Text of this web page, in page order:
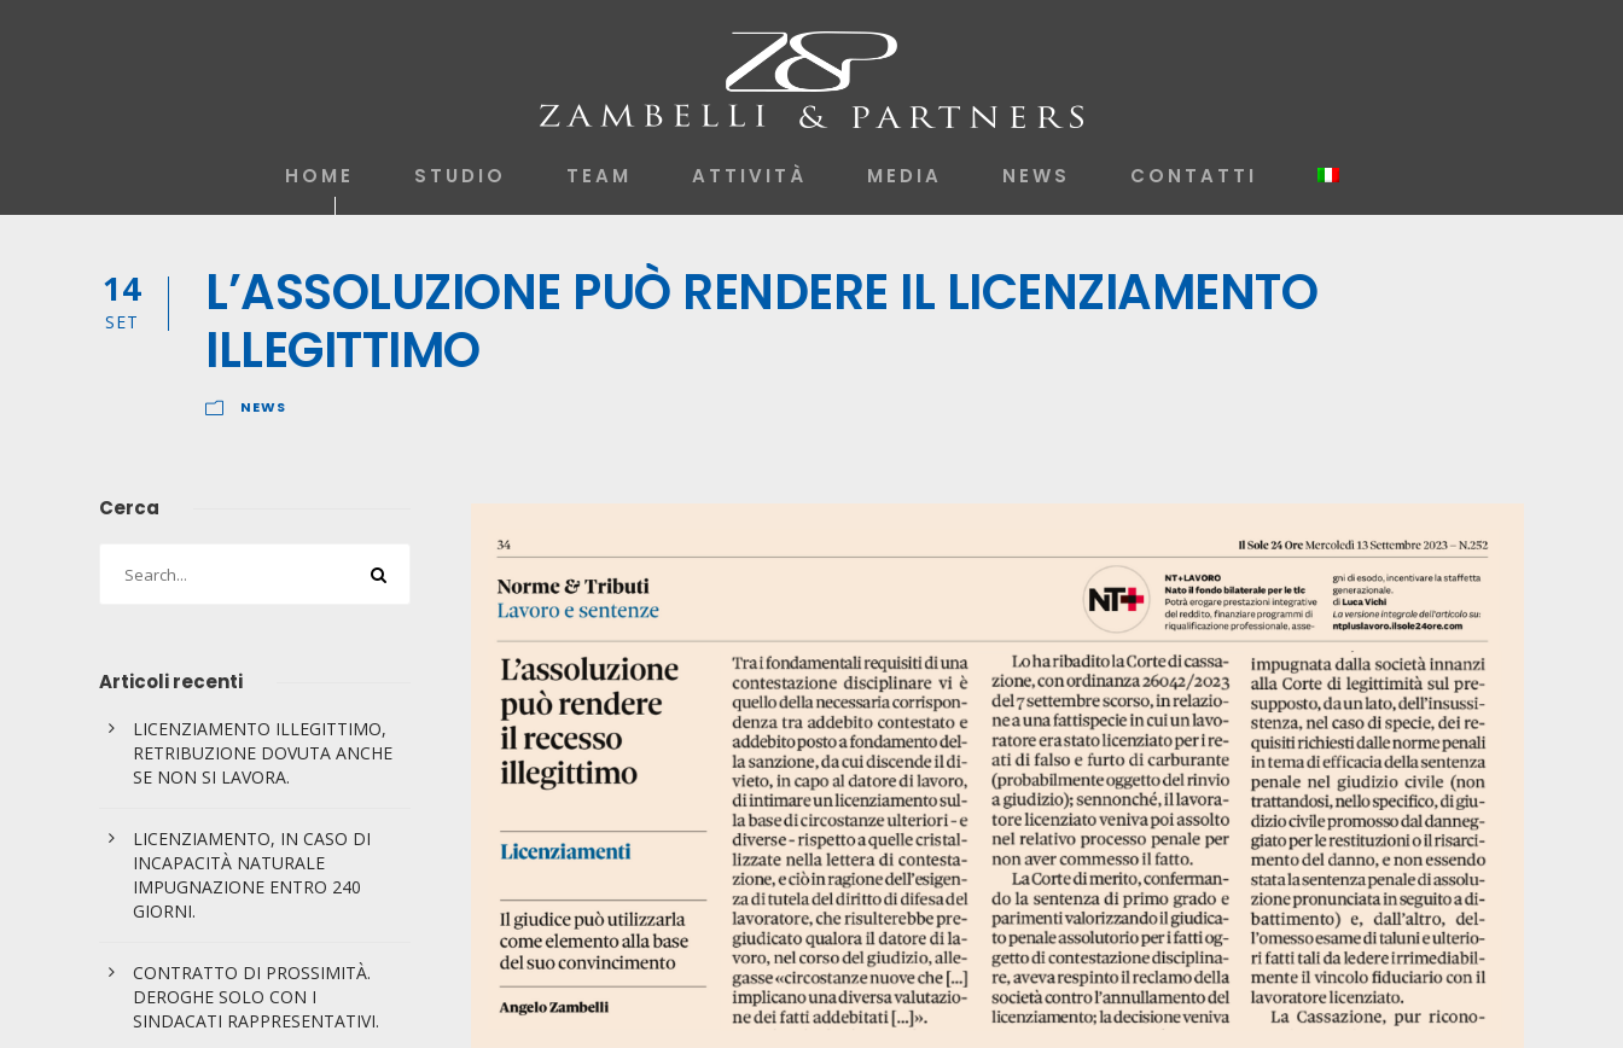
HOME STUDIO TEAM ATTIVITÀ MEDIA NEWS CONTATTI
14
SET
L’ASSOLUZIONE PUÒ RENDERE IL LICENZIAMENTO
ILLEGITTIMO
NEWS
Cerca
Articoli recenti
LICENZIAMENTO ILLEGITTIMO,
RETRIBUZIONE DOVUTA ANCHE
SE NON SI LAVORA.
LICENZIAMENTO, IN CASO DI
INCAPACITÀ NATURALE
IMPUGNAZIONE ENTRO 240
GIORNI.
CONTRATTO DI PROSSIMITÀ.
DEROGHE SOLO CON I
SINDACATI RAPPRESENTATIVI.